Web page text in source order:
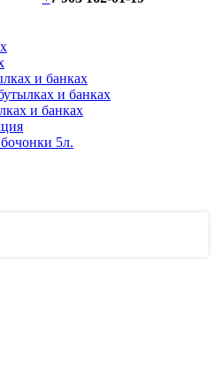
и банках
и банках
и банках
5л.